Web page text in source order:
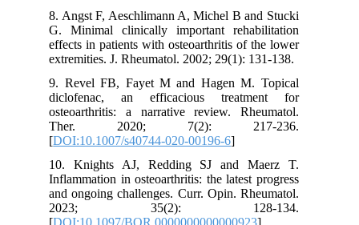
8. Angst F, Aeschlimann A, Michel B and Stucki
G. Minimal clinically important rehabilitation
effects in patients with osteoarthritis of the lower
extremities. J. Rheumatol. 2002; 29(1): 131-138.
9. Revel FB, Fayet M and Hagen M. Topical
diclofenac, an efficacious treatment for
osteoarthritis: a narrative review. Rheumatol.
Ther. 2020; 7(2): 217-236.
[DOI:10.1007/s40744-020-00196-6
10. Knights AJ, Redding SJ and Maerz T.
Inflammation in osteoarthritis: the latest progress
and ongoing challenges. Curr. Opin. Rheumatol.
2023; 35(2): 128-134.